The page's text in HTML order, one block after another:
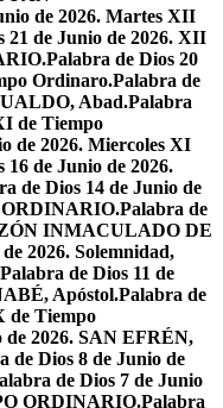
de 2026. Martes XII
21 de Junio de 2026. XII
Palabra de Dios 20
Ordinaro.Palabra de
Abad.Palabra
de Tiempo
de 2026. Miercoles XI
16 de Junio de 2026.
de Dios 14 de Junio de
Palabra de
INMACULADO DE
2026. Solemnidad,
Palabra de Dios 11 de
Apóstol.Palabra de
de Tiempo
de 2026. SAN EFRÉN,
de Dios 8 de Junio de
de Dios 7 de Junio
ORDINARIO.Palabra